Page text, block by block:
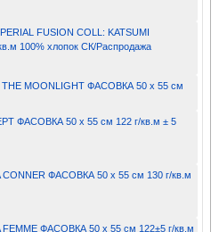
FUSION COLL: KATSUMI
100% хлопок СК/Распродажа
THE MOONLIGHT ФАСОВКА 50 x 55 см
ФАСОВКА 50 x 55 см 122 г/кв.м ± 5
CONNER ФАСОВКА 50 x 55 см 130 г/кв.м
FEMME ФАСОВКА 50 x 55 см 122±5 г/кв.м